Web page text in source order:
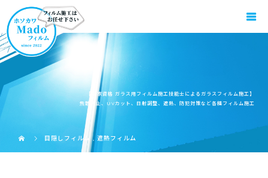
【国家資格 ガラス用フィルム施工技能士によるガラスフィルム施工】
飛散防止、UVカット、日射調整、遮熱、防犯対策など各種フィルム施工
目隠しフィルム , 遮熱フィルム